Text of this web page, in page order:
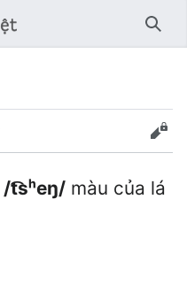
Tìm
dõi
/t͡sʰeŋ/ màu của lá